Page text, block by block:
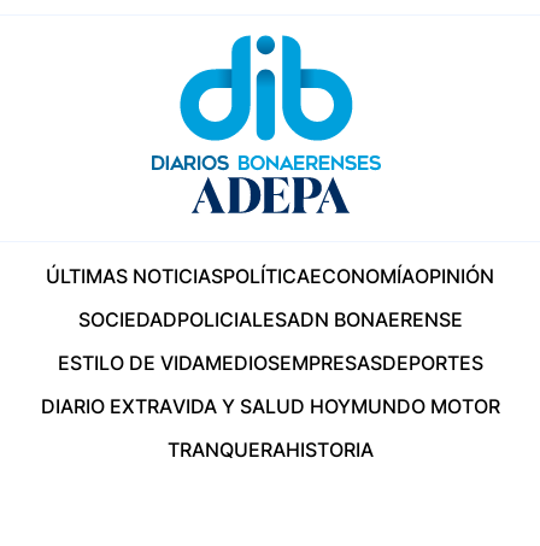
ÚLTIMAS NOTICIASPOLÍTICAECONOMÍAOPINIÓN
SOCIEDADPOLICIALESADN BONAERENSE
ESTILO DE VIDAMEDIOSEMPRESASDEPORTES
DIARIO EXTRAVIDA Y SALUD HOYMUNDO MOTOR
TRANQUERAHISTORIA